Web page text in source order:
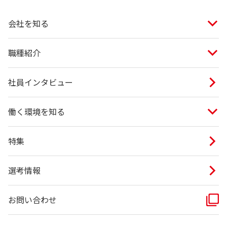
会社を知る
職種紹介
社員インタビュー
働く環境を知る
特集
選考情報
お問い合わせ